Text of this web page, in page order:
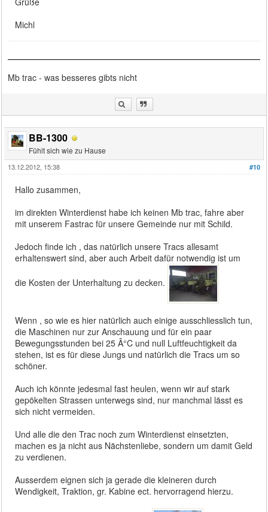
Michl
Mb trac - was besseres gibts nicht
BB-1300
Fühlt sich wie zu Hause
#10
13.12.2012, 15:38
Hallo zusammen,
im direkten Winterdienst habe ich keinen Mb trac, fahre aber
mit unserem Fastrac für unsere Gemeinde nur mit Schild.
Jedoch finde ich , das natürlich unsere Tracs allesamt
erhaltenswert sind, aber auch Arbeit dafür notwendig ist um
die Kosten der Unterhaltung zu decken.
Wenn , so wie es hier natürlich auch einige ausschliesslich tun,
die Maschinen nur zur Anschauung und für ein paar
Bewegungsstunden bei 25 Â°C und null Luftfeuchtigkeit da
stehen, ist es für diese Jungs und natürlich die Tracs um so
schöner.
Auch ich könnte jedesmal fast heulen, wenn wir auf stark
gepökelten Strassen unterwegs sind, nur manchmal lässt es
sich nicht vermeiden.
Und alle die den Trac noch zum Winterdienst einsetzten,
machen es ja nicht aus Nächstenliebe, sondern um damit Geld
zu verdienen.
Ausserdem eignen sich ja gerade die kleineren durch
Wendigkeit, Traktion, gr. Kabine ect. hervorragend hierzu.